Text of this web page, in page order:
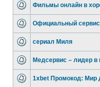
Фильмы онлайн в
Официальный сервис
сериал Миля
Медсервис – лидер в
1xbet Промокод: Мир